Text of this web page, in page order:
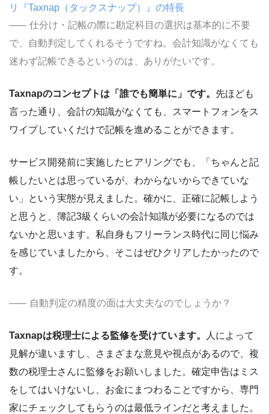
仕分け・記帳の際に勘定科目の選択は基本的に不要
で、自動判定してくれるそうですね。会計知識がなくても
迷わず記帳できるというのは、ありがたいです。
Taxnapのコンセプトは「誰でも簡単に」です。 先ほども
言った通り、会計の知識がなくても、スマートフォンをス
ワイプしていくだけで記帳を進めることができます。
サービス開発前に実施したヒアリングでも、「ちゃんと記
帳したいとは思っているが、わからないからできていな
い」という実態が見えました。確かに、正確に記帳しよう
と思うと、簿記3級くらいの会計知識が必要になるのでは
ないかと思います。私自身もフリーランス時代に同じ悩み
を感じていましたから、そこはぜひクリアしたかったので
す。
自動判定の精度の面は大丈夫なのでしょうか？
Taxnapは税理士による監修を受けています。
人によって
見解が違いますし、さまざまな意見や視点があるので、複
数の税理士さんに監修をお願いしました。確定申告はミス
をしてはいけないし、お金にまつわることですから、専門
家にチェックしてもらうのは最低ラインだと考えました。